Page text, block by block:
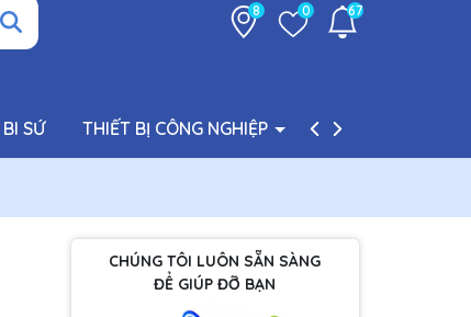
8 0 67
BI SỨ THIẾT BỊ CÔNG NGHIỆP PHỤ TÙNG BƠM
CHÚNG TÔI LUÔN SẴN SÀNG
ĐỂ GIÚP ĐỠ BẠN